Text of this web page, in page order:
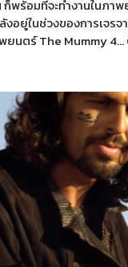
พร้อมที่จะทำงานในภา
งอยู่ในช่วงของการเจรจ
นตร์ The Mummy 4…